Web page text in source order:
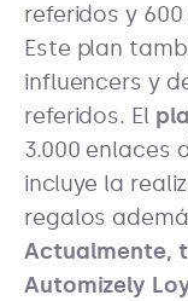
referidos y
Este plan
influencers y
referidos. El
3.000 enlaces
incluye la
regalos
Actualmente,
Automizely